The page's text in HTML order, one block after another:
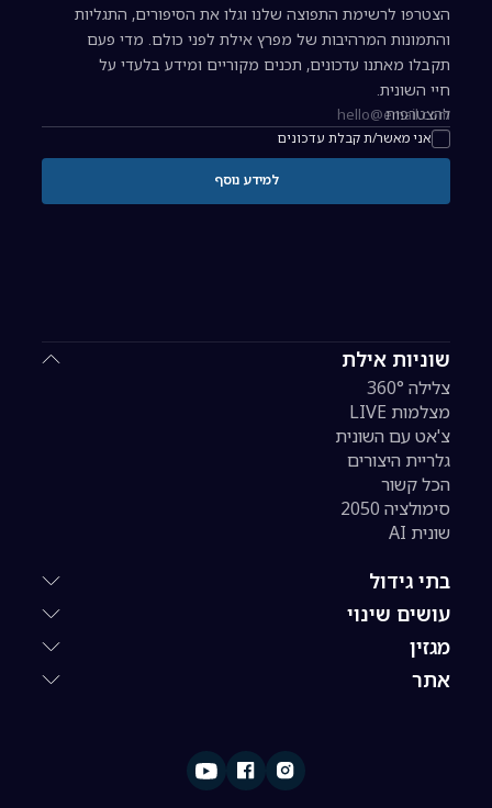
שוניות אילת
צלילה 360°
מצלמות LIVE
צ'אט עם השונית
גלריית היצורים
הכל קשור
סימולציה 2050
שונית AI
בתי גידול
עושים שינוי
מגזין
אתר
הצטרפו לרשימת התפוצה שלנו וגלו את הסיפורים, התגליות
והתמונות המרהיבות של מפרץ אילת לפני כולם. מדי פעם
תקבלו מאתנו עדכונים, תכנים מקוריים ומידע בלעדי על
חיי השונית.
כתובת אימייל להרשמה לניוזלטר
אני מאשר/ת קבלת עדכונים
להצטרפות
למידע נוסף